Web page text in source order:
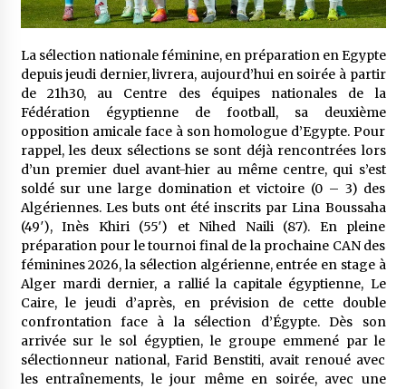
meilleur prêche du vendredi
2 semaines ago
Droit à l’affiliation au régime national de
retraite : Coup d’envoi d’une campagne de
sensibilisation au profit de la communauté
nationale à l’étranger
2 semaines ago
Lancement d’une campagne nationale de
sensibilisation sur la lutte contre le travail
informel
2 semaines ago
Première voiture de course conçue et
fabriquée localement : Une équipe d’étudiants
algériens participe à une compétition
internationale
3 semaines ago
Université Alger 3 : Lancement d’un master à
cursus intégré à la licence en communication
en langue amazighe
3 semaines ago
La sélection nationale féminine, en préparation en Egypte
depuis jeudi dernier, livrera, aujourd’hui en soirée à partir
de 21h30, au Centre des équipes nationales de la
Fédération égyptienne de football, sa deuxième
opposition amicale face à son homologue d’Egypte. Pour
rappel, les deux sélections se sont déjà rencontrées lors
d’un premier duel avant-hier au même centre, qui s’est
soldé sur une large domination et victoire (0 – 3) des
Algériennes. Les buts ont été inscrits par Lina Boussaha
(49′), Inès Khiri (55′) et Nihed Naili (87). En pleine
préparation pour le tournoi final de la prochaine CAN des
féminines 2026, la sélection algérienne, entrée en stage à
Alger mardi dernier, a rallié la capitale égyptienne, Le
Caire, le jeudi d’après, en prévision de cette double
confrontation face à la sélection d’Égypte. Dès son
arrivée sur le sol égyptien, le groupe emmené par le
sélectionneur national, Farid Benstiti, avait renoué avec
les entraînements, le jour même en soirée, avec une